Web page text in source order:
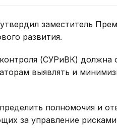
заместитель
развития.
(СУРиВК) должна
выявлять и
полномочия и
за управление